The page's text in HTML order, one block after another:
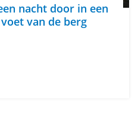
nacht door in een
van de berg